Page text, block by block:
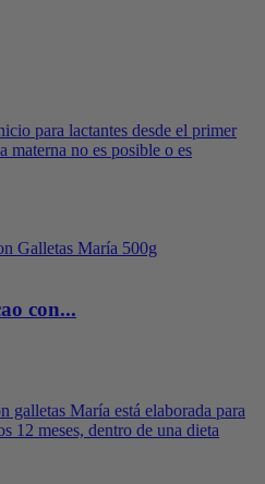
para lactantes desde el primer
materna no es posible o es
con...
María está elaborada para
12 meses, dentro de una dieta